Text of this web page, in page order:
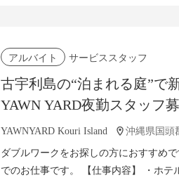
アルバイト サービススタッフ
古宇利島の“泊まれる庭”で
YAWN YARD夜勤スタッフ
YAWNYARD Kouri Island
ダブルワークをお探しの方におすすめ
でのお仕事です。 【仕事内容】 ・ホテ